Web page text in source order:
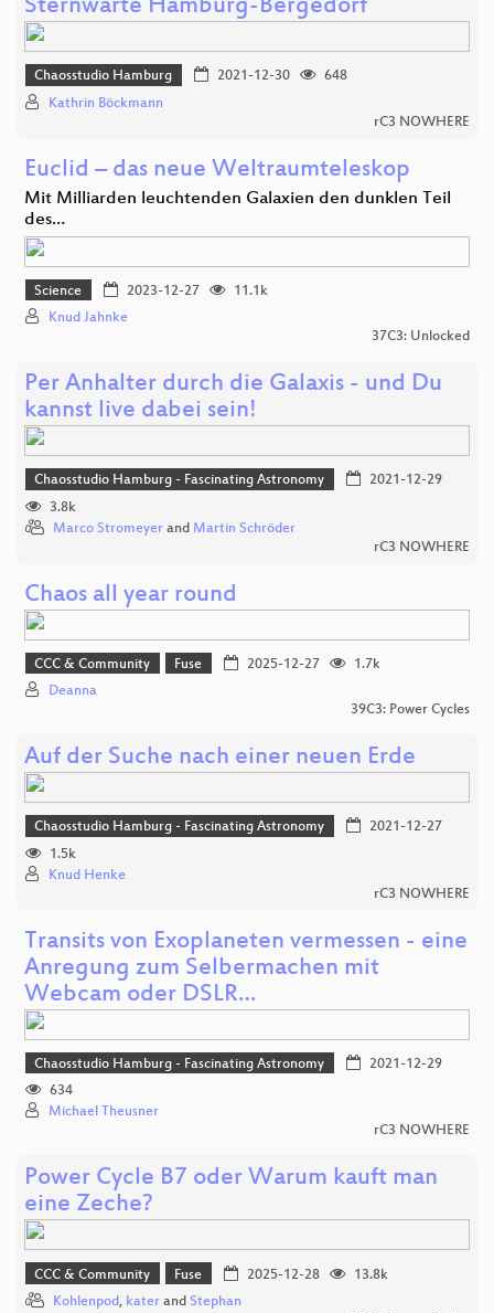
Sternwarte Hamburg-Bergedorf
Chaosstudio Hamburg 2021-12-30
648
Kathrin Böckmann
rC3 NOWHERE
Euclid – das neue Weltraumteleskop
Mit Milliarden leuchtenden Galaxien den dunklen Teil
des…
Science 2023-12-27
11.1k
Knud Jahnke
37C3: Unlocked
Per Anhalter durch die Galaxis - und Du
kannst live dabei sein!
Chaosstudio Hamburg - Fascinating Astronomy
2021-12-29
3.8k
Marco Stromeyer and Martin Schröder
rC3 NOWHERE
Chaos all year round
CCC & Community Fuse 2025-12-27
1.7k
Deanna
39C3: Power Cycles
Auf der Suche nach einer neuen Erde
Chaosstudio Hamburg - Fascinating Astronomy
2021-12-27
1.5k
Knud Henke
rC3 NOWHERE
Transits von Exoplaneten vermessen - eine
Anregung zum Selbermachen mit
Webcam oder DSLR…
Chaosstudio Hamburg - Fascinating Astronomy
2021-12-29
634
Michael Theusner
rC3 NOWHERE
Power Cycle B7 oder Warum kauft man
eine Zeche?
CCC & Community Fuse 2025-12-28
13.8k
Kohlenpod, kater and Stephan